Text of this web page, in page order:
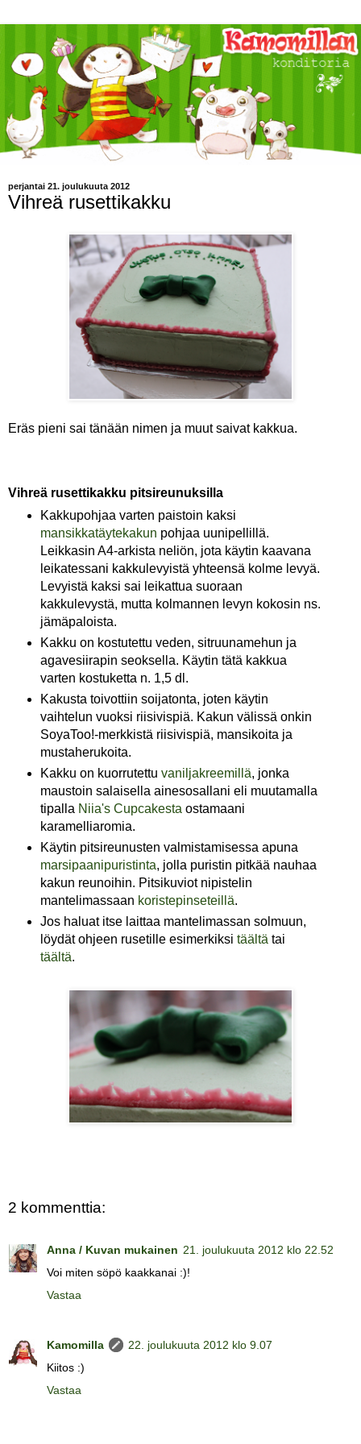
perjantai 21. joulukuuta 2012
Vihreä rusettikakku
Eräs pieni sai tänään nimen ja muut saivat kakkua.
Vihreä rusettikakku pitsireunuksilla
Kakkupohjaa varten paistoin kaksi
mansikkatäytekakun pohjaa uunipellillä.
Leikkasin A4-arkista neliön, jota käytin kaavana
leikatessani kakkulevyistä yhteensä kolme levyä.
Levyistä kaksi sai leikattua suoraan
kakkulevystä, mutta kolmannen levyn kokosin ns.
jämäpaloista.
Kakku on kostutettu veden, sitruunamehun ja
agavesiirapin seoksella. Käytin tätä kakkua
varten kostuketta n. 1,5 dl.
Kakusta toivottiin soijatonta, joten käytin
vaihtelun vuoksi riisivispiä. Kakun välissä onkin
SoyaToo!-merkkistä riisivispiä, mansikoita ja
mustaherukoita.
Kakku on kuorrutettu vaniljakreemillä, jonka
maustoin salaisella ainesosallani eli muutamalla
tipalla Niia's Cupcakesta ostamaani
karamelliaromia.
Käytin pitsireunusten valmistamisessa apuna
marsipaanipuristinta, jolla puristin pitkää nauhaa
kakun reunoihin. Pitsikuviot nipistelin
mantelimassaan koristepinseteillä.
Jos haluat itse laittaa mantelimassan solmuun,
löydät ohjeen rusetille esimerkiksi täältä tai
täältä.
2 kommenttia:
Anna / Kuvan mukainen 21. joulukuuta 2012 klo 22.52
Voi miten söpö kaakkanai :)!
Vastaa
Kamomilla
22. joulukuuta 2012 klo 9.07
Kiitos :)
Vastaa